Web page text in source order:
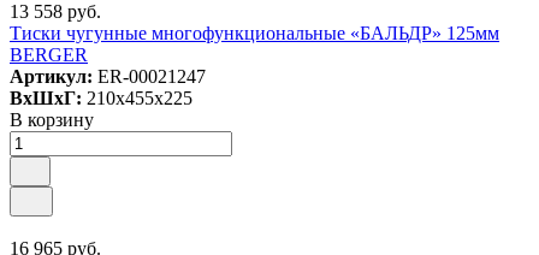
13 558 руб.
Тиски чугунные многофункциональные «БАЛЬДР» 125мм
BERGER
Артикул: ER-00021247
ВxШxГ: 210x455x225
В корзину
16 965 руб.